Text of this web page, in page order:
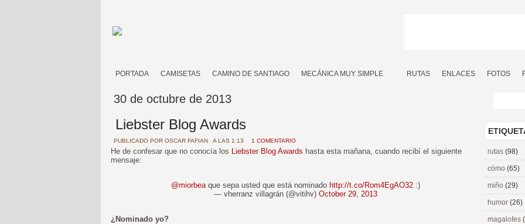
PORTADA CAMISETAS CAMINO DE SANTIAGO MECÁNICA MUY SIMPLE RUTAS ENLACES FOTOS
30 de octubre de 2013
Liebster Blog Awards
PUBLICADO POR OSCAR FAFIAN A LAS 1:13 1 COMENTARIO
He de confesar que no conocía los Liebster Blog Awards hasta esta mañana, cuando recibí el siguiente
mensaje:
@miorbeaque sepa usted que está nominado http://t.co/Rom4EgAO32:)
— vherranz villagrán (@vitihv) October 29, 2013
¿Nominado yo?
rutas (98)
cómo (65)
miño (29)
humor (26)
magalofes